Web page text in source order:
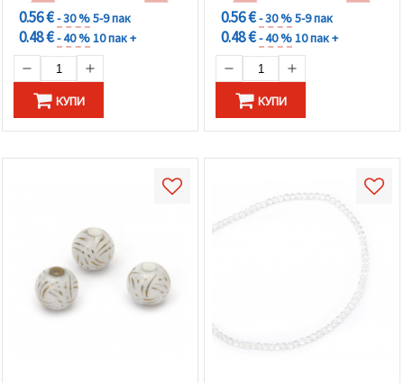
0.56 €- 30 %5-9 пак
0.48 €- 40 %10 пак +
КУПИ
0.56 €- 30 %5-9 пак
0.48 €- 40 %10 пак +
КУПИ